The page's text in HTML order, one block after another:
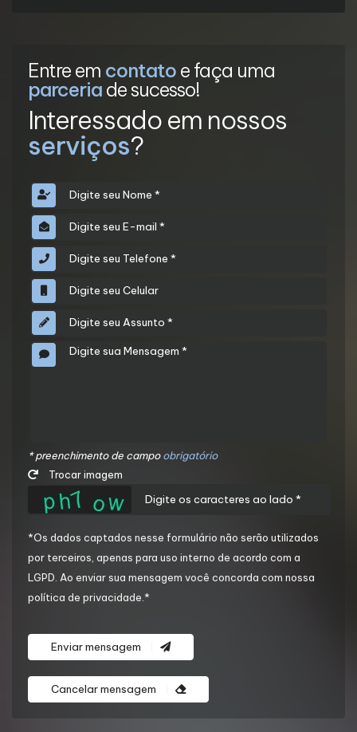
Entre em contato e faça uma
parceria de sucesso!
Interessado em nossos
serviços?
* preenchimento de campoobrigatório
Trocar imagem
*Os dados captados nesse formulário não serão utilizados
por terceiros, apenas para uso interno de acordo com a
LGPD . Ao enviar sua mensagem você concorda com nossa
política de privacidade.*
Enviar mensagem
Cancelar mensagem